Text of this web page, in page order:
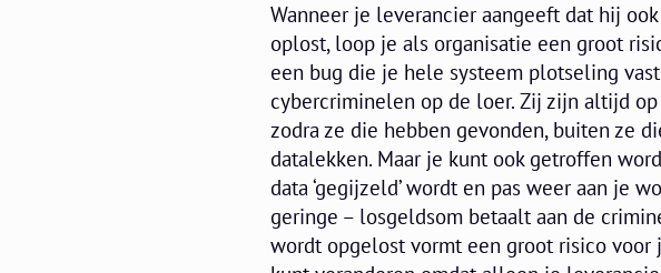
Wanneer je leverancier aangeeft dat hij
oplost, loop je als organisatie een groot
een bug die je hele systeem plotseling
cybercriminelen op de loer. Zij zijn altijd
zodra ze die hebben gevonden, buiten ze
datalekken. Maar je kunt ook getroffen
data ‘gegijzeld’ wordt en pas weer aan je
geringe – losgeldsom betaalt aan de
wordt opgelost vormt een groot risico